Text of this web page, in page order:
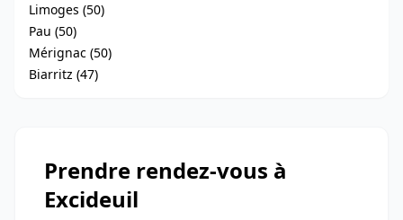
Limoges (50)
Pau (50)
Mérignac (50)
Biarritz (47)
Prendre rendez-vous à
Excideuil